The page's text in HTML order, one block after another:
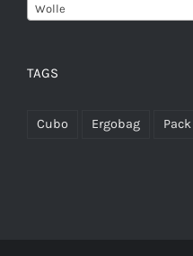
Wolle
TAGS
Cubo Ergobag Pack